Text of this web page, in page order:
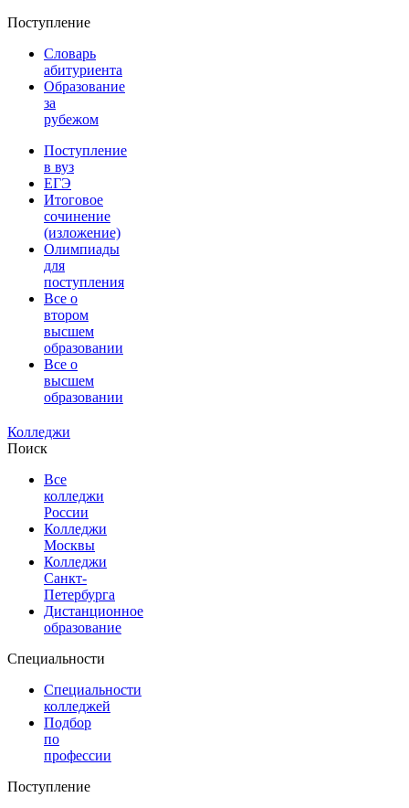
Поступление
Словарь
абитуриента
Образование
за
рубежом
Поступление
в вуз
ЕГЭ
Итоговое
сочинение
(изложение)
Олимпиады
для
поступления
Все о
втором
высшем
образовании
Все о
высшем
образовании
Колледжи
Поиск
Все
колледжи
России
Колледжи
Москвы
Колледжи
Санкт-
Петербурга
Дистанционное
образование
Специальности
Специальности
колледжей
Подбор
по
профессии
Поступление